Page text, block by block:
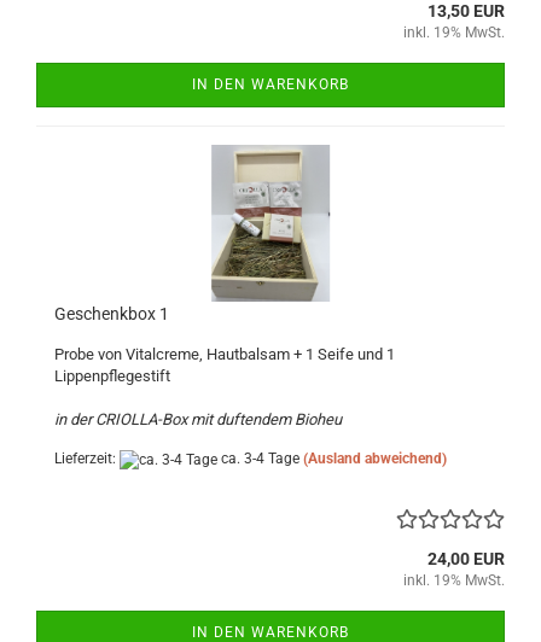
13,50 EUR
inkl. 19% MwSt.
IN DEN WARENKORB
Geschenkbox 1
Probe von Vitalcreme, Hautbalsam + 1 Seife und 1
Lippenpflegestift
in der CRIOLLA-Box mit duftendem Bioheu
Lieferzeit: ca. 3-4 Tage (Ausland abweichend)
24,00 EUR
inkl. 19% MwSt.
IN DEN WARENKORB